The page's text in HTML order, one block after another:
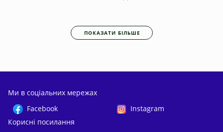
ПОКАЗАТИ БІЛЬШЕ
Ми в соціальних мережах
Facebook
Instagram
Корисні посилання